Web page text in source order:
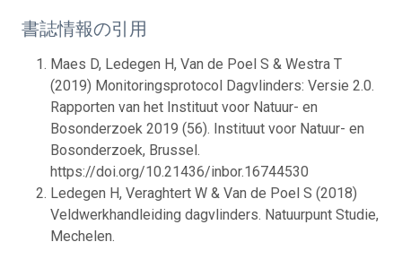
書誌情報の引用
Maes D, Ledegen H, Van de Poel S & Westra T
(2019) Monitoringsprotocol Dagvlinders: Versie 2.0.
Rapporten van het Instituut voor Natuur- en
Bosonderzoek 2019 (56). Instituut voor Natuur- en
Bosonderzoek, Brussel.
https://doi.org/10.21436/inbor.16744530
Ledegen H, Veraghtert W & Van de Poel S (2018)
Veldwerkhandleiding dagvlinders. Natuurpunt Studie,
Mechelen.